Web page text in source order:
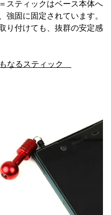
スティックはベース本体へ
強固に固定されています。
り付けても、抜群の安定感
なるスティック